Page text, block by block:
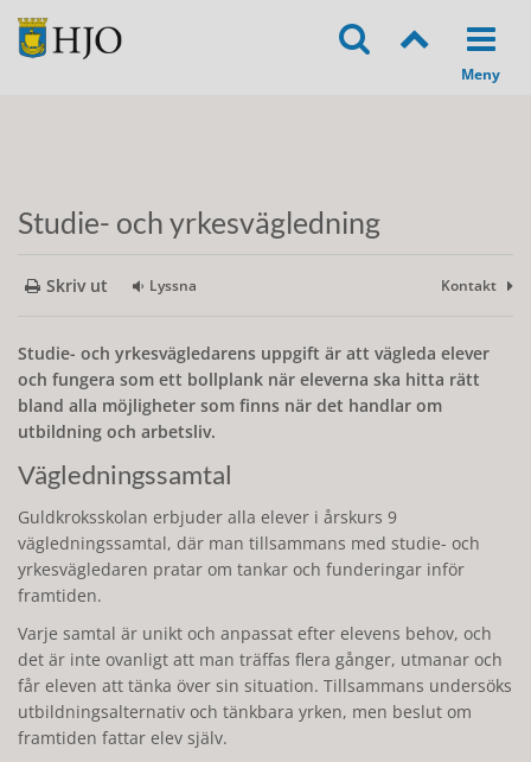
Studie- och yrkesvägledning
Skriv ut Lyssna Kontakt
Studie- och yrkesvägledarens uppgift är att vägleda elever
och fungera som ett bollplank när eleverna ska hitta rätt
bland alla möjligheter som finns när det handlar om
utbildning och arbetsliv.
Vägledningssamtal
Guldkroksskolan erbjuder alla elever i årskurs 9
vägledningssamtal, där man tillsammans med studie- och
yrkesvägledaren pratar om tankar och funderingar inför
framtiden.
Varje samtal är unikt och anpassat efter elevens behov, och
det är inte ovanligt att man träffas flera gånger, utmanar och
får eleven att tänka över sin situation. Tillsammans undersöks
utbildningsalternativ och tänkbara yrken, men beslut om
framtiden fattar elev själv.